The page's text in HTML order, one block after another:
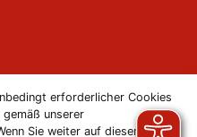
erforderlicher Cookies
unserer
Sie weiter auf diesen Seiten